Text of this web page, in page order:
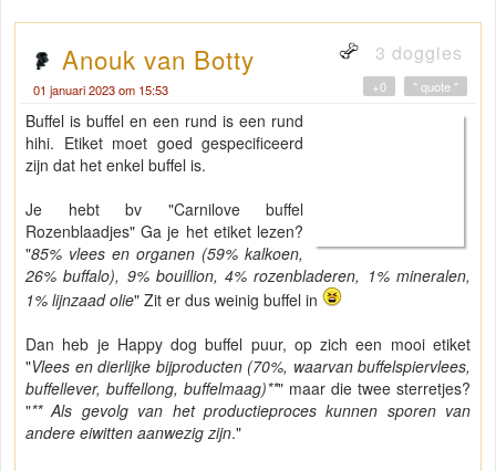
Anouk van Botty 3 doggies
01 januari 2023 om 15:53 " quote "
+0
Buffel is buffel en een rund is een rund
hihi. Etiket moet goed gespecificeerd
zijn dat het enkel buffel is.
Je hebt bv "Carnilove buffel
Rozenblaadjes" Ga je het etiket lezen?
"85% vlees en organen (59% kalkoen,
26% buffalo), 9% bouillion, 4% rozenbladeren, 1% mineralen,
1% lijnzaad olie" Zit er dus weinig buffel in
Dan heb je Happy dog buffel puur, op zich een mooi etiket
"Vlees en dierlijke bijproducten (70%, waarvan buffelspiervlees,
buffellever, buffellong, buffelmaag)**" maar die twee sterretjes?
"** Als gevolg van het productieproces kunnen sporen van
andere eiwitten aanwezig zijn."